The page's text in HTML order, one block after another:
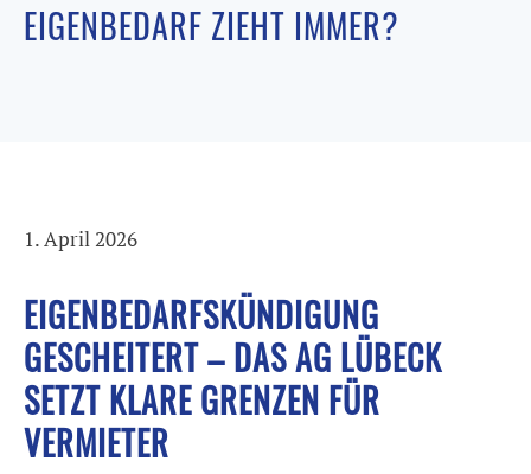
EIGENBEDARF ZIEHT IMMER?
1. April 2026
EIGENBEDARFSKÜNDIGUNG
GESCHEITERT – DAS AG LÜBECK
SETZT KLARE GRENZEN FÜR
VERMIETER